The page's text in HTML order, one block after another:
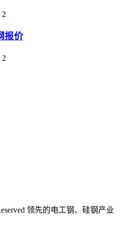
2
报价
2
领先的电工钢、硅钢产业